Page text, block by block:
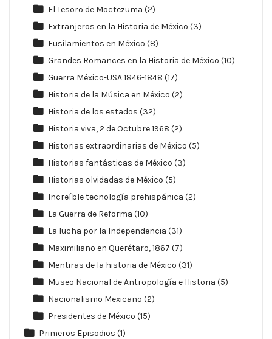
El Tesoro de Moctezuma (2)
Extranjeros en la Historia de México (3)
Fusilamientos en México (8)
Grandes Romances en la Historia de México (10)
Guerra México-USA 1846-1848 (17)
Historia de la Música en México (2)
Historia de los estados (32)
Historia viva, 2 de Octubre 1968 (2)
Historias extraordinarias de México (5)
Historias fantásticas de México (3)
Historias olvidadas de México (5)
Increíble tecnología prehispánica (2)
La Guerra de Reforma (10)
La lucha por la Independencia (31)
Maximiliano en Querétaro, 1867 (7)
Mentiras de la historia de México (31)
Museo Nacional de Antropología e Historia (5)
Nacionalismo Mexicano (2)
Presidentes de México (15)
Primeros Episodios (1)